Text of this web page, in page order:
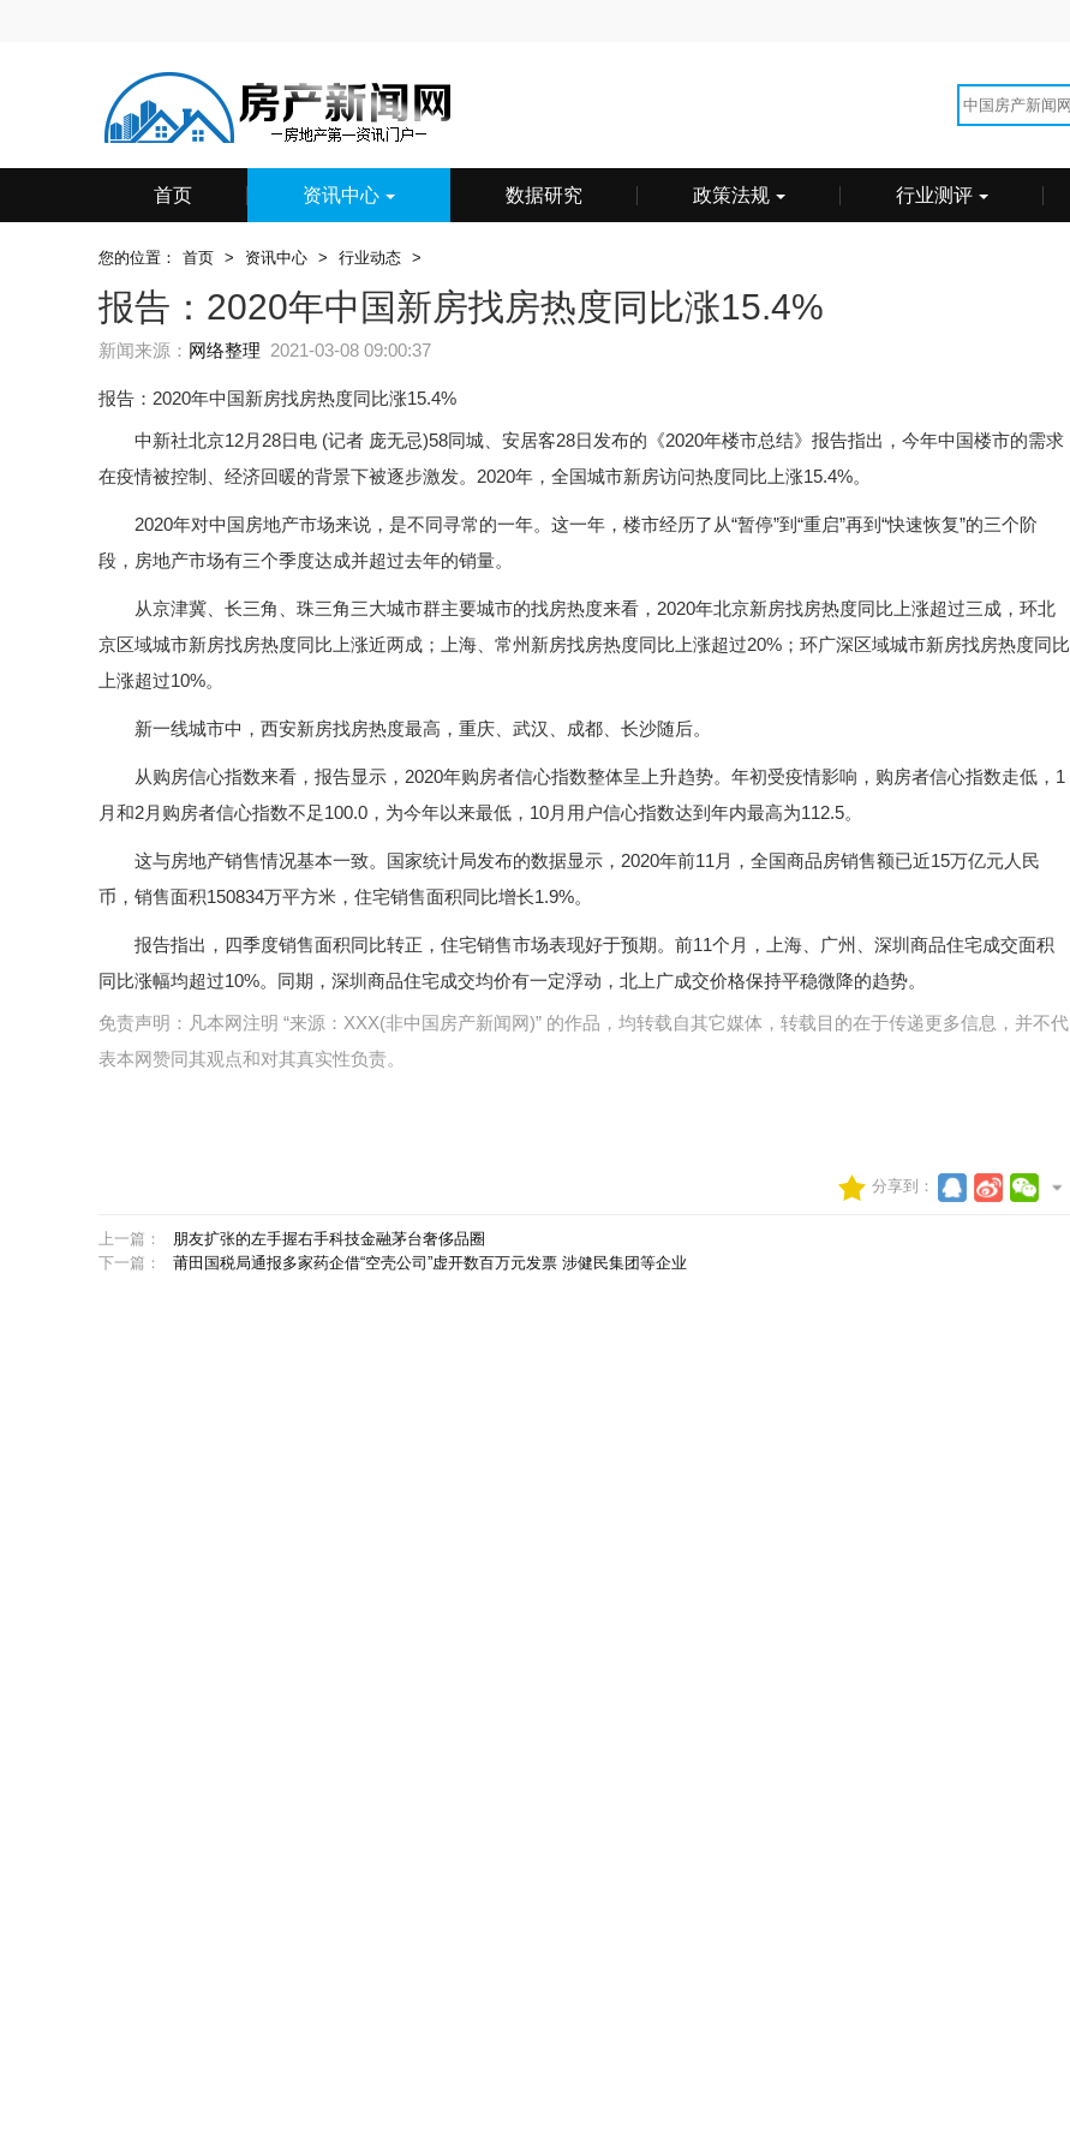
首页 资讯中心 数据研究 政策法规 行业测评
您的位置： 首页 > 资讯中心 > 行业动态 >
报告：2020年中国新房找房热度同比涨15.4%
新闻来源： 网络整理 2021-03-08 09:00:37
报告：2020年中国新房找房热度同比涨15.4%
中新社北京12月28日电 (记者 庞无忌)58同城、安居客28日发布的《2020年楼市总结》报告指出，今年中国楼市的需求
在疫情被控制、经济回暖的背景下被逐步激发。2020年，全国城市新房访问热度同比上涨15.4%。
2020年对中国房地产市场来说，是不同寻常的一年。这一年，楼市经历了从“暂停”到“重启”再到“快速恢复”的三个阶
段，房地产市场有三个季度达成并超过去年的销量。
从京津冀、长三角、珠三角三大城市群主要城市的找房热度来看，2020年北京新房找房热度同比上涨超过三成，环北
京区域城市新房找房热度同比上涨近两成；上海、常州新房找房热度同比上涨超过20%；环广深区域城市新房找房热度同比
上涨超过10%。
新一线城市中，西安新房找房热度最高，重庆、武汉、成都、长沙随后。
从购房信心指数来看，报告显示，2020年购房者信心指数整体呈上升趋势。年初受疫情影响，购房者信心指数走低，1
月和2月购房者信心指数不足100.0，为今年以来最低，10月用户信心指数达到年内最高为112.5。
这与房地产销售情况基本一致。国家统计局发布的数据显示，2020年前11月，全国商品房销售额已近15万亿元人民
币，销售面积150834万平方米，住宅销售面积同比增长1.9%。
报告指出，四季度销售面积同比转正，住宅销售市场表现好于预期。前11个月，上海、广州、深圳商品住宅成交面积
同比涨幅均超过10%。同期，深圳商品住宅成交均价有一定浮动，北上广成交价格保持平稳微降的趋势。
免责声明：凡本网注明 “来源：XXX(非中国房产新闻网)” 的作品，均转载自其它媒体，转载目的在于传递更多信息，并不代
表本网赞同其观点和对其真实性负责。
分享到：
上一篇：
朋友扩张的左手握右手科技金融茅台奢侈品圈
下一篇：
莆田国税局通报多家药企借“空壳公司”虚开数百万元发票 涉健民集团等企业